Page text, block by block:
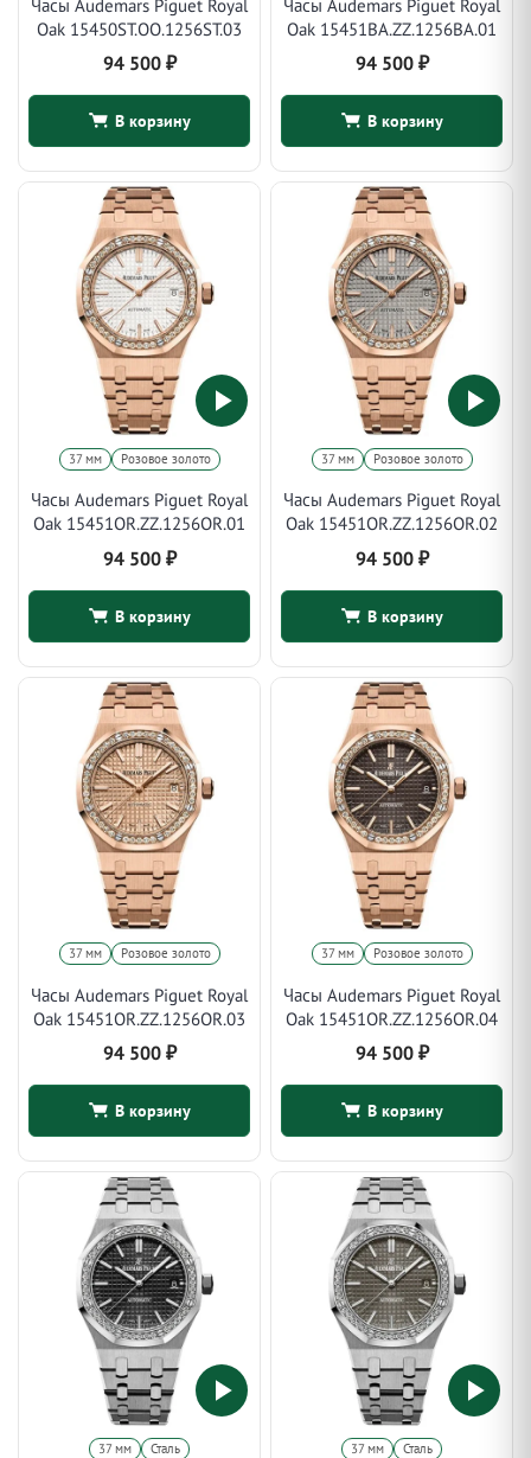
Часы Audemars Piguet Royal
Oak 15450ST.OO.1256ST.03
94 500 ₽
В корзину
Часы Audemars Piguet Royal
Oak 15451BA.ZZ.1256BA.01
94 500 ₽
В корзину
37 мм Розовое золото
Часы Audemars Piguet Royal
Oak 15451OR.ZZ.1256OR.01
94 500 ₽
В корзину
37 мм Розовое золото
Часы Audemars Piguet Royal
Oak 15451OR.ZZ.1256OR.02
94 500 ₽
В корзину
37 мм Розовое золото
Часы Audemars Piguet Royal
Oak 15451OR.ZZ.1256OR.03
94 500 ₽
В корзину
37 мм Розовое золото
Часы Audemars Piguet Royal
Oak 15451OR.ZZ.1256OR.04
94 500 ₽
В корзину
37 мм Сталь 37 мм Сталь